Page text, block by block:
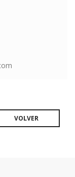
VOLVER